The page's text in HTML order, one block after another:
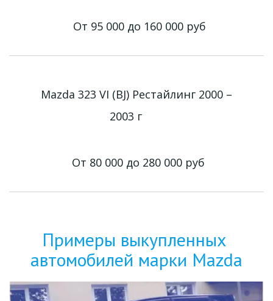
От 95 000 до 160 000 руб
Mazda 323 VI (BJ) Рестайлинг 2000 –
2003 г
От 80 000 до 280 000 руб
Примеры выкупленных
автомобилей марки Mazda